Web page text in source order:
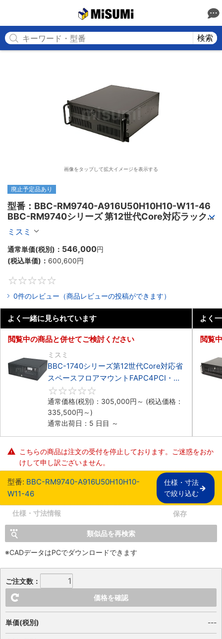
検索
画像をタップして拡大イメージを表示する
廃止予定品あり
型番：BBC-RM9740-A916U50H10H10-W11-46
BBC-RM9740シリーズ 第12世代Core対応ラック
マウントFAPC4PCI・3PCIe
ミスミ
通常単価(税別)： 546,000円
(税込単価)： 600,600円
0件のレビュー（商品レビューの投稿ができます）
よく一緒に見られています
閲覧中の商品と併せてご検討ください
ミスミ
BBC-1740シリーズ第12世代Core対応省
スペースフロアマウントFAPC4PCI・
3PCIe
通常価格(税別)： 305,000円 ～ (税込価格：
335,500円 ～)
通常出荷日：5 日目 ～
よく
閲覧
こちらの商品は注文の受付を停止しております。ご迷惑をおか
けして申し訳ございません。
型番: BBC-RM9740-A916U50H10H10-
W11-46
仕様・寸法
で絞り込む
仕様・寸法情報 保存
類似品を再検索
※CADデータはPCでダウンロードできます
ご注文数：
価格を確認
単価(税別) ---